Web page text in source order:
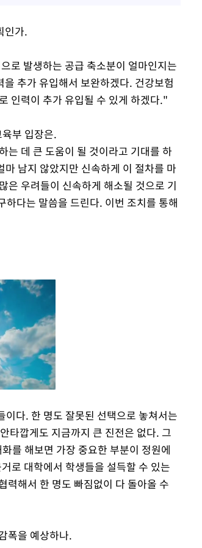
인가.
로 발생하는 공급 축소분이 얼마인지는
추가 유입해서 보완하겠다. 건강보험
인력이 추가 유입될 수 있게 하겠다."
부 입장은.
는 데 큰 도움이 될 것이라고 기대를 하
남지 않았지만 신속하게 이 절차를 마
은 우려들이 신속하게 해소될 것으로 기
다는 말씀을 드린다. 이번 조치를 통해
Mute
다. 한 명도 잘못된 선택으로 놓쳐서는
타깝게도 지금까지 큰 진전은 없다. 그
를 해보면 가장 중요한 부분이 정원에
로 대학에서 학생들을 설득할 수 있는
력해서 한 명도 빠짐없이 다 돌아올 수
폭을 예상하나.